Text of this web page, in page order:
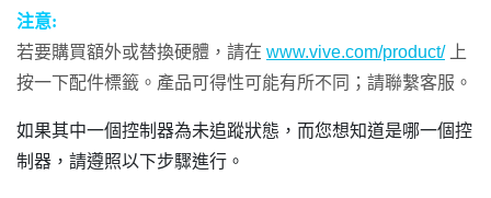
注意:
若要購買額外或替換硬體，請在 www.vive.com/product/上
按一下配件標籤。產品可得性可能有所不同；請聯繫客服。
如果其中一個控制器為未追蹤狀態，而您想知道是哪一個控
制器，請遵照以下步驟進行。